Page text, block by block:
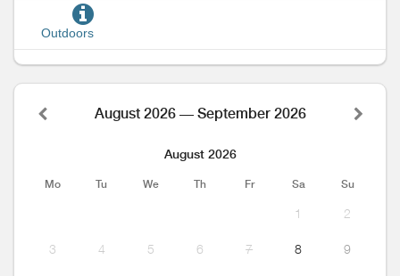
Outdoors
August 2026 — September 2026
August 2026
Mo Tu We Th Fr Sa Su
1 2
3 4 5 6 7 8 9